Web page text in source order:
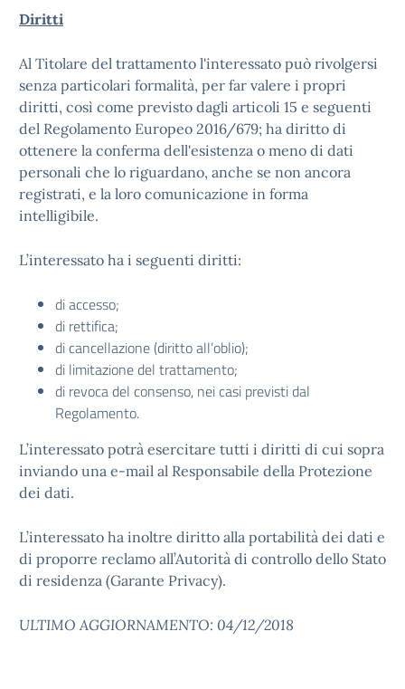
Diritti
Al Titolare del trattamento l'interessato può rivolgersi
senza particolari formalità, per far valere i propri
diritti, così come previsto dagli articoli 15 e seguenti
del Regolamento Europeo 2016/679; ha diritto di
ottenere la conferma dell'esistenza o meno di dati
personali che lo riguardano, anche se non ancora
registrati, e la loro comunicazione in forma
intelligibile.
L’interessato ha i seguenti diritti:
di accesso;
di rettifica;
di cancellazione (diritto all’oblio);
di limitazione del trattamento;
di revoca del consenso, nei casi previsti dal
Regolamento.
L’interessato potrà esercitare tutti i diritti di cui sopra
inviando una e-mail al Responsabile della Protezione
dei dati.
L’interessato ha inoltre diritto alla portabilità dei dati e
di proporre reclamo all’Autorità di controllo dello Stato
di residenza (Garante Privacy).
ULTIMO AGGIORNAMENTO: 04/12/2018